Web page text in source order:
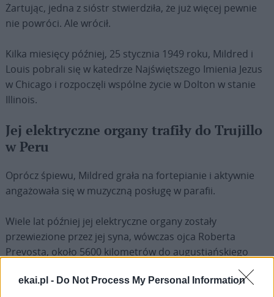
ekai.pl - Do Not Process My Personal Information
Żartując, jedna z sióstr stwierdziła, że już więcej pewnie
nie powróci. Ale wrócił.
Kilka miesięcy później, 25 stycznia 1949 roku, Mildred i
Louis pobrali się w katedrze Najświętszego Imienia Jezus
w Chicago i rozpoczęli wspólne życie w Dolton w stanie
Illinois.
Jej elektryczne organy trafiły do Trujillo
w Peru
Oprócz śpiewu, Mildred grała na fortepianie i aktywnie
angażowała się w muzyczną posługę w parafii.
Wiele lat później jej elektryczne organy zostały
przewiezione przez jej syna, wówczas ojca Roberta
Prevosta, około 5600 kilometrów do augustiańskiego
pracował w latach 1988-1999.